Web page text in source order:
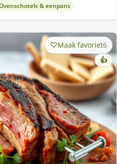
& eenpans
Maak favoriet6
👍